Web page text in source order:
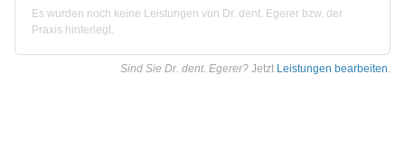
Es wurden noch keine Leistungen von Dr. dent. Egerer bzw. der
Praxis hinterlegt.
Sind Sie Dr. dent. Egerer? Jetzt Leistungen bearbeiten.